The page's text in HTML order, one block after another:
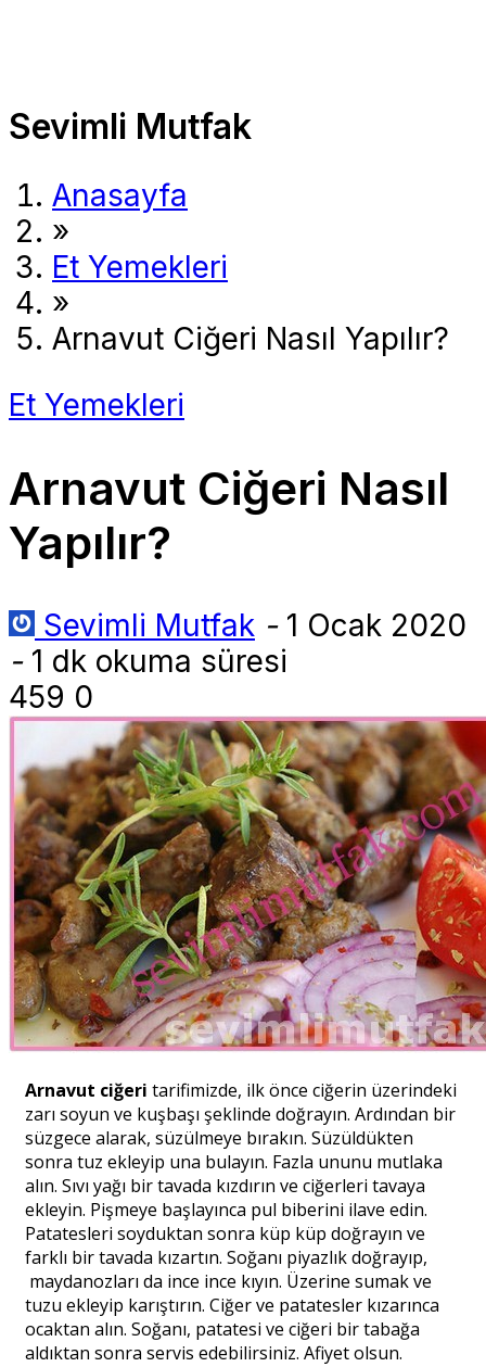
Sevimli Mutfak
Anasayfa
»
Et Yemekleri
»
Arnavut Ciğeri Nasıl Yapılır?
Et Yemekleri
Arnavut Ciğeri Nasıl
Yapılır?
Sevimli Mutfak - 1 Ocak 2020
-1 dk okuma süresi
459 0
Arnavut ciğeri tarifimizde, ilk önce ciğerin üzerindeki
zarı soyun ve kuşbaşı şeklinde doğrayın. Ardından bir
süzgece alarak, süzülmeye bırakın. Süzüldükten
sonra tuz ekleyip una bulayın. Fazla ununu mutlaka
alın. Sıvı yağı bir tavada kızdırın ve ciğerleri tavaya
ekleyin. Pişmeye başlayınca pul biberini ilave edin.
Patatesleri soyduktan sonra küp küp doğrayın ve
farklı bir tavada kızartın. Soğanı piyazlık doğrayıp,
maydanozları da ince ince kıyın. Üzerine sumak ve
tuzu ekleyip karıştırın. Ciğer ve patatesler kızarınca
ocaktan alın. Soğanı, patatesi ve ciğeri bir tabağa
aldıktan sonra servis edebilirsiniz. Afiyet olsun.